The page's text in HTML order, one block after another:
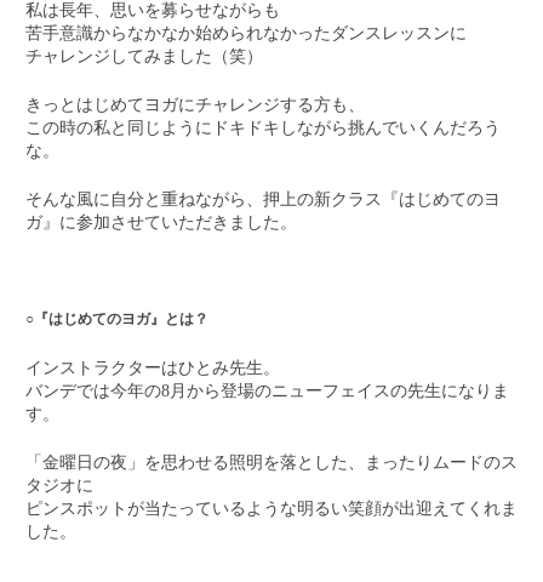
私は長年、思いを募らせながらも
苦手意識からなかなか始められなかったダンスレッスンに
チャレンジしてみました（笑）
きっとはじめてヨガにチャレンジする方も、
この時の私と同じようにドキドキしながら挑んでいくんだろう
な。
そんな風に自分と重ねながら、押上の新クラス『はじめてのヨ
ガ』に参加させていただきました。
○『はじめてのヨガ』とは？
インストラクターはひとみ先生。
バンデでは今年の8月から登場のニューフェイスの先生になりま
す。
「金曜日の夜」を思わせる照明を落とした、まったりムードのス
タジオに
ピンスポットが当たっているような明るい笑顔が出迎えてくれま
した。